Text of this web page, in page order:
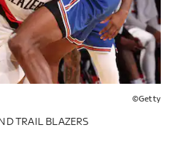
©Getty
TRAIL BLAZERS